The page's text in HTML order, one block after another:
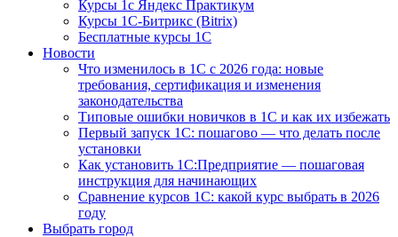
Курсы 1с Яндекс Практикум
Курсы 1С-Битрикс (Bitrix)
Бесплатные курсы 1С
Новости
Что изменилось в 1С с 2026 года: новые
требования, сертификация и изменения
законодательства
Типовые ошибки новичков в 1С и как их избежать
Первый запуск 1С: пошагово — что делать после
установки
Как установить 1С:Предприятие — пошаговая
инструкция для начинающих
Сравнение курсов 1С: какой курс выбрать в 2026
году
Выбрать город